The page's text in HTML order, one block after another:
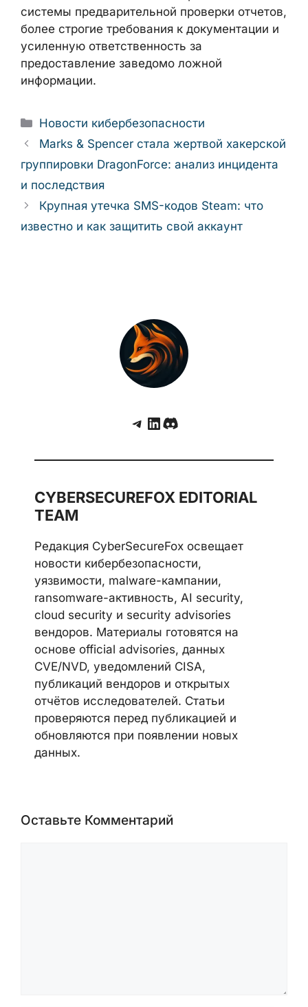
системы предварительной проверки отчетов,
более строгие требования к документации и
усиленную ответственность за
предоставление заведомо ложной
информации.
Рубрики
Новости кибербезопасности
Marks & Spencer стала жертвой хакерской
группировки DragonForce: анализ инцидента
и последствия
Крупная утечка SMS-кодов Steam: что
известно и как защитить свой аккаунт
Telegram
LinkedIn
Discord
CYBERSECUREFOX EDITORIAL
TEAM
Редакция CyberSecureFox освещает
новости кибербезопасности,
уязвимости, malware-кампании,
ransomware-активность, AI security,
cloud security и security advisories
вендоров. Материалы готовятся на
основе official advisories, данных
CVE/NVD, уведомлений CISA,
публикаций вендоров и открытых
отчётов исследователей. Статьи
проверяются перед публикацией и
обновляются при появлении новых
данных.
Оставьте Комментарий